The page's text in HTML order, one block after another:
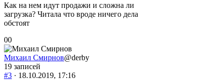
Как на нем идут продажи и сложна ли
загрузка? Читала что вроде ничего дела
обстоят
Голосуйте
-
палец
вниз.
0Голосуйте
-
палец
вверх.
0
Михаил Смирнов@derby
19 записей
#3 · 18.10.2019, 17:16